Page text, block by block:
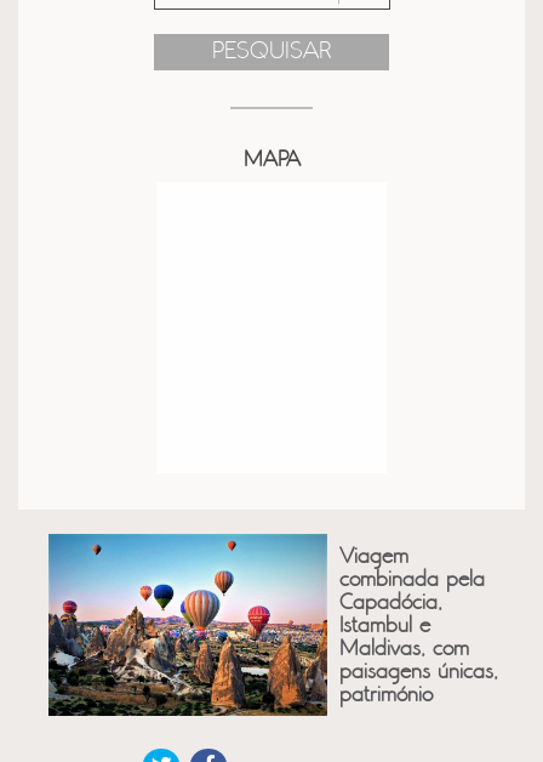
PESQUISAR
MAPA
Viagem
combinada pela
Capadócia,
Istambul e
Maldivas, com
paisagens únicas,
património